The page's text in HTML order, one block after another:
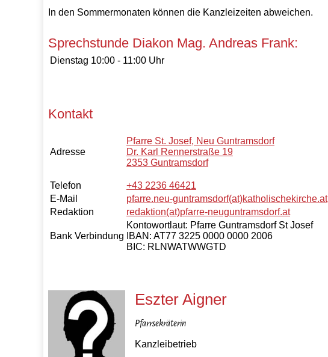
In den Sommermonaten können die Kanzleizeiten abweichen.
Sprechstunde Diakon Mag. Andreas Frank:
Dienstag 10:00 - 11:00 Uhr
Kontakt
Adresse
Pfarre St. Josef, Neu Guntramsdorf
Dr. Karl Rennerstraße 19
2353 Guntramsdorf
Telefon
+43 2236 46421
E-Mail
pfarre.neu-guntramsdorf(at)katholischekirche.at
Redaktion
redaktion(at)pfarre-neuguntramsdorf.at
Bank Verbindung
Kontowortlaut: Pfarre Guntramsdorf St Josef
IBAN: AT77 3225 0000 0000 2006
BIC: RLNWATWWGTD
Eszter Aigner
Pfarrsekräterin
Kanzleibetrieb